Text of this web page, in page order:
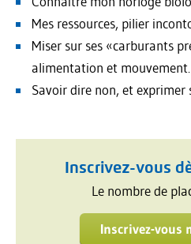
Mes ressources, pilier
Miser sur ses «carburants
alimentation et mouvement.
Savoir dire non, et exprimer
Inscrivez-vous
Le nombre de
Inscrivez-vous